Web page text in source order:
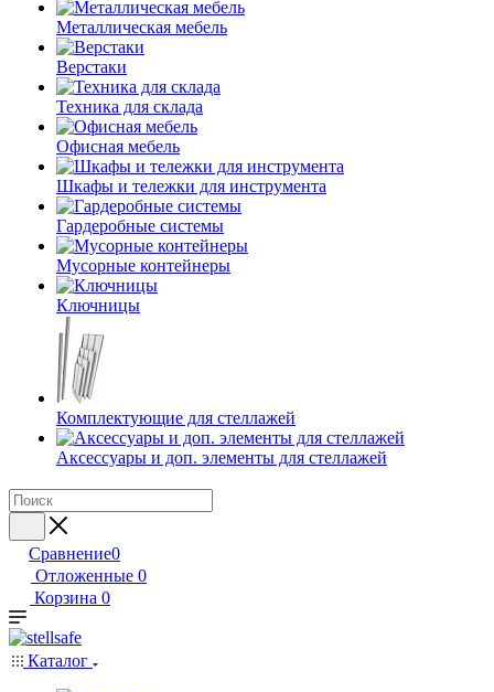
Металлическая мебель
Верстаки
Техника для склада
Офисная мебель
Шкафы и тележки для инструмента
Гардеробные системы
Мусорные контейнеры
Ключницы
Комплектующие для стеллажей
Аксессуары и доп. элементы для стеллажей
Сравнение0
Отложенные 0
Корзина 0
Каталог